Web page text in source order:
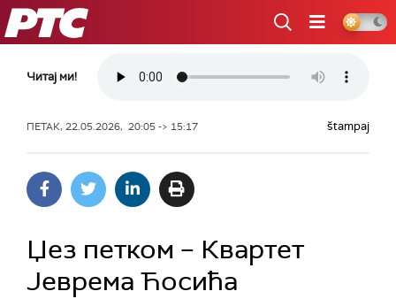
РТС
Читај ми!
ПЕТАК, 22.05.2026, 20:05 -> 15:17 štampaj
Џез петком – Квартет
Јеврема Ћосића